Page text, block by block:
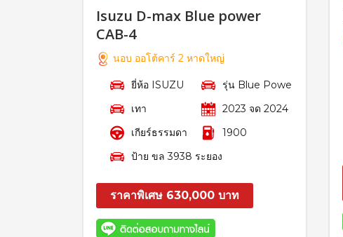
Isuzu D-max Blue power
CAB-4
นอบ ออโต้คาร์ 2 หาดใหญ่
ยี่ห้อ ISUZU
รุ่น Blue Powe
เทา
2023 จด 2024
เกียร์ธรรมดา
1900
ป้าย ขล 3938 ระยอง
ราคาพิเศษ 630,000 บาท